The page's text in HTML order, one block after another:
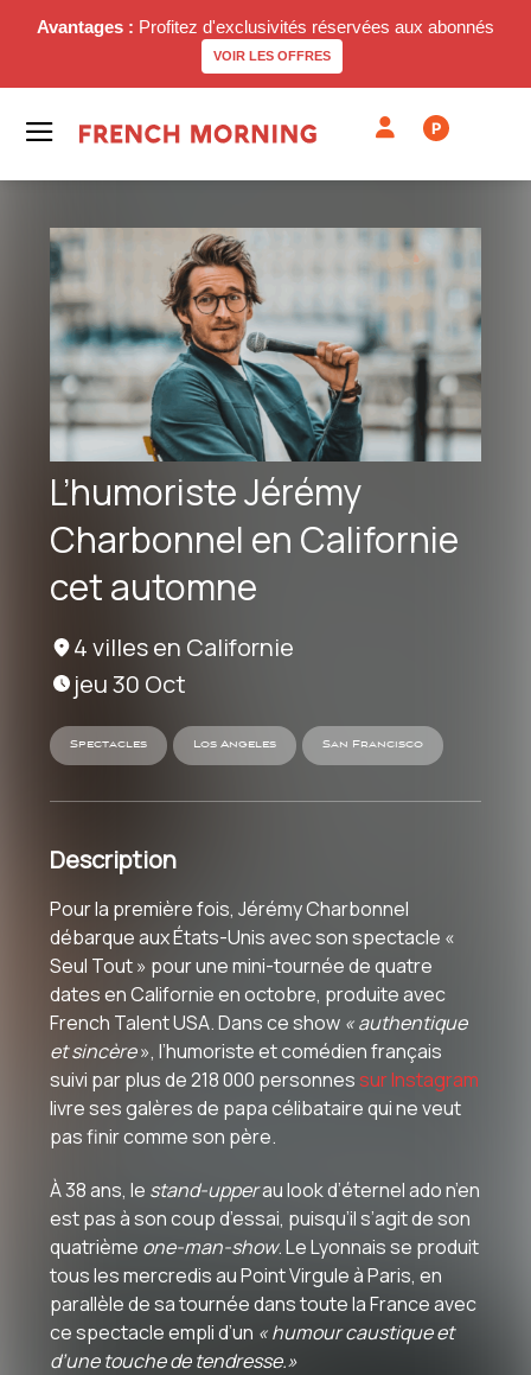
Avantages : Profitez d'exclusivités réservées aux abonnés
VOIR LES OFFRES
P
L’humoriste Jérémy
Charbonnel en Californie
cet automne
4 villes en Californie
jeu 30 Oct
Spectacles Los Angeles San Francisco
Description
Pour la première fois, Jérémy Charbonnel
débarque auxÉtats-Unis avec sonspectacle «⁠⁠⁠
Seul Tout » pour une mini-tournée de quatre
dates en Californie en octobre, produiteavec
French Talent USA. Dans ce show «authentique
et sincère», l’humoriste et comédien français
suivi par plus de 218 000 personnessur Instagram
livre ses galères de papa célibataire qui ne veut
pas finir comme son père.
À38 ans, le stand-upperau look d’éternel ado n’en
est pas à son coup d’essai, puisqu’il s’agit de son
quatrième one-man-show. Le Lyonnais se produit
tous les mercredis au Point Virgule à Paris, en
parallèle de sa tournée dans toute la France avec
ce spectacle empli d’un «humour caustique et
d’une touche de tendresse.»